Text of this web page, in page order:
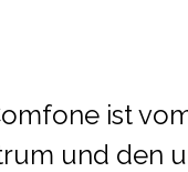
ist
und den